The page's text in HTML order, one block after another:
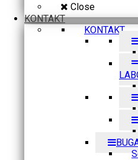
Close
KONTAKT
KONTAKT